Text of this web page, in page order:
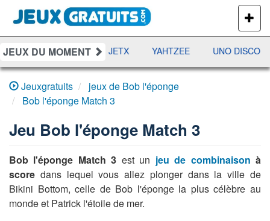
PLUS
DE
JEUX
JEUX DU MOMENT
DAMES RAMI JETX YAHTZEE UNO DISCO
Jeuxgratuits
jeux de Bob l'éponge
Bob l'éponge Match 3
Jeu Bob l'éponge Match 3
Bob l'éponge Match 3 est un jeu de combinaison à
score dans lequel vous allez plonger dans la ville de
Bikini Bottom, celle de Bob l'éponge la plus célèbre au
monde et Patrick l'étoile de mer.